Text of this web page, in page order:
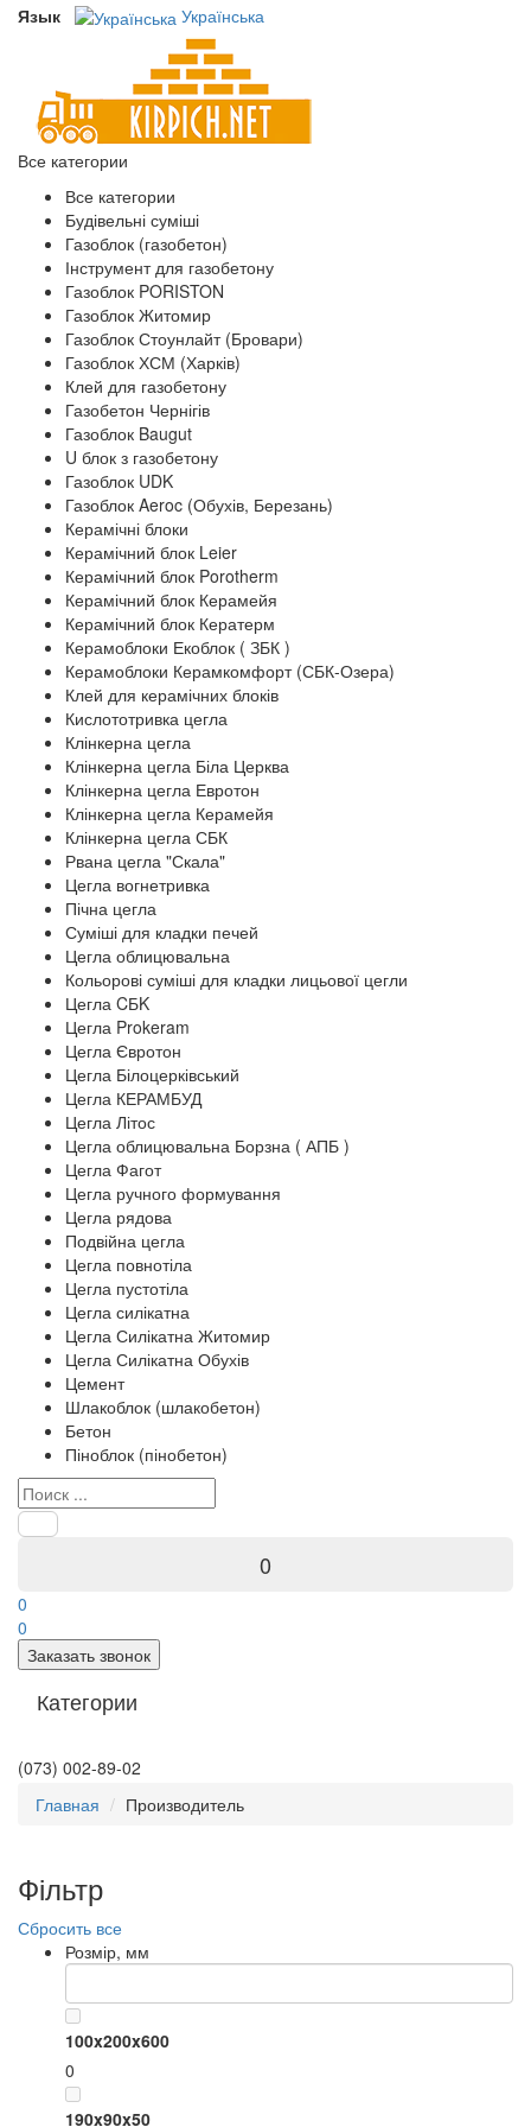
Язык Українська
Все категории
Все категории
Будівельні суміші
Газоблок (газобетон)
Інструмент для газобетону
Газоблок PORISTON
Газоблок Житомир
Газоблок Стоунлайт (Бровари)
Газоблок ХСМ (Харків)
Клей для газобетону
Газобетон Чернігів
Газоблок Baugut
U блок з газобетону
Газоблок UDK
Газоблок Aeroc (Обухів, Березань)
Керамічні блоки
Керамічний блок Leier
Керамічний блок Porotherm
Керамічний блок Керамейя
Керамічний блок Кератерм
Керамоблоки Екоблок ( ЗБК )
Керамоблоки Керамкомфорт (СБК-Озера)
Клей для керамічних блоків
Кислототривка цегла
Клінкерна цегла
Клінкерна цегла Біла Церква
Клінкерна цегла Евротон
Клінкерна цегла Керамейя
Клінкерна цегла СБК
Рвана цегла "Скала"
Цегла вогнетривка
Пічна цегла
Суміші для кладки печей
Цегла облицювальна
Кольорові суміші для кладки лицьової цегли
Цегла CБK
Цегла Prokeram
Цегла Євротон
Цегла Білоцерківський
Цегла КЕРАМБУД
Цегла Літос
Цегла облицювальна Борзна ( АПБ )
Цегла Фагот
Цегла ручного формування
Цегла рядова
Подвійна цегла
Цегла повнотіла
Цегла пустотіла
Цегла силікатна
Цегла Силікатна Житомир
Цегла Силікатна Обухів
Цемент
Шлакоблок (шлакобетон)
Бетон
Піноблок (пінобетон)
0
0
0
Заказать звонок
Категории
(073) 002-89-02
Главная
Производитель
Фільтр
Сбросить все
Розмір, мм
100x200x600
0
190x90x50